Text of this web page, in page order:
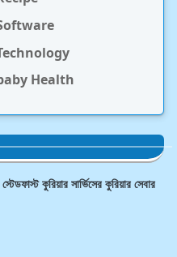
Health
কুরিয়ার সার্ভিসের কুরিয়ার সেবার